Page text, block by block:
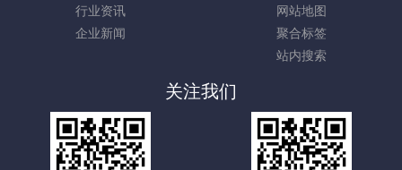
行业资讯
企业新闻
网站地图
聚合标签
站内搜索
关注我们